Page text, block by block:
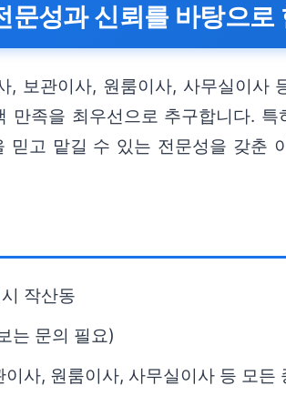
문성과 신뢰를 바탕으로
, 보관이사, 원룸이사, 사무실이
만족을 최우선으로 추구합니다.
믿고 맡길 수 있는 전문성을 갖춘
작산동
는 문의 필요)
이사, 원룸이사, 사무실이사 등 모